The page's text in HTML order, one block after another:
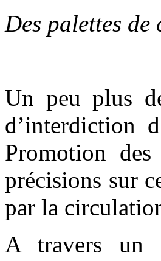
Des palettes
Un peu plus
d’interdiction
Promotion des
précisions sur
par la
A travers un